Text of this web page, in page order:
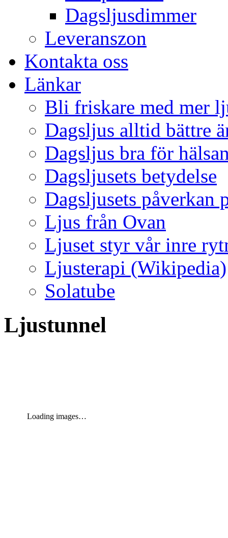
Dagsljusdimmer
Leveranszon
Kontakta oss
Länkar
Bli friskare med mer
Dagsljus alltid bättre
Dagsljus bra för
Dagsljusets betydelse
Dagsljusets påverkan
Ljus från Ovan
Ljuset styr vår inre
Ljusterapi (Wikipedia)
Solatube
Ljustunnel
Loading images…